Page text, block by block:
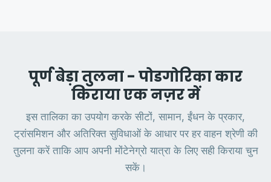
पूर्ण बेड़ा तुलना - पोडगोरिका कार
किराया एक नज़र में
इस तालिका का उपयोग करके सीटों, सामान, ईंधन के प्रकार,
ट्रांसमिशन और अतिरिक्त सुविधाओं के आधार पर हर वाहन श्रेणी की
तुलना करें ताकि आप अपनी मोंटेनेग्रो यात्रा के लिए सही किराया चुन
सकें।